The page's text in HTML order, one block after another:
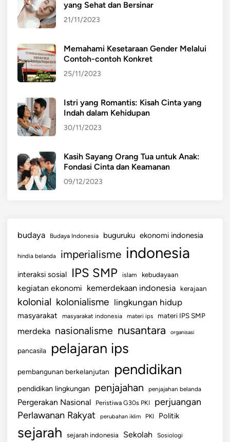
yang Sehat dan Bersinar
21/11/2023
Memahami Kesetaraan Gender Melalui
Contoh-contoh Konkret
25/11/2023
Istri yang Romantis: Kisah Cinta yang
Indah dalam Kehidupan
30/11/2023
Kasih Sayang Orang Tua untuk Anak:
Fondasi Cinta dan Keamanan
09/12/2023
budaya Budaya Indonesia buguruku ekonomi indonesia
hindia belanda imperialisme indonesia
interaksi sosial IPS SMP islam kebudayaan
kegiatan ekonomi kemerdekaan indonesia kerajaan
kolonial kolonialisme lingkungan hidup
masyarakat masyarakat indonesia materi ips materi IPS SMP
merdeka nasionalisme nusantara organisasi
pancasila pelajaran ips
pembangunan berkelanjutan pendidikan
pendidikan lingkungan penjajahan penjajahan belanda
Pergerakan Nasional Peristiwa G30s PKI perjuangan
Perlawanan Rakyat perubahan iklim PKI Politik
sejarah sejarah indonesia Sekolah Sosiologi